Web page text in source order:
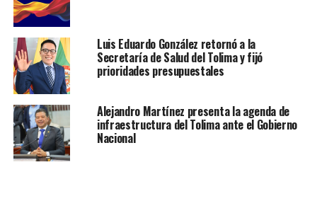
Luis Eduardo González retornó a la
Secretaría de Salud del Tolima y fijó
prioridades presupuestales
Alejandro Martínez presenta la agenda de
infraestructura del Tolima ante el Gobierno
Nacional